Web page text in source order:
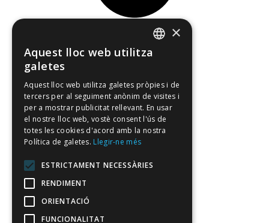
Empresa associada
ENGLISH
FRENCH
×
Aquest lloc web utilitza
galetes
Aquest lloc web utilitza galetes pròpies i de
tercers per al seguiment anònim de visites i
per a mostrar publicitat rellevant. En usar
el nostre lloc web, vostè consent l'ús de
totes les cookies d'acord amb la nostra
Política de galetes. Llegir-ne més
ESTRICTAMENT NECESSÀRIES
RENDIMENT
ORIENTACIÓ
FUNCIONALITAT